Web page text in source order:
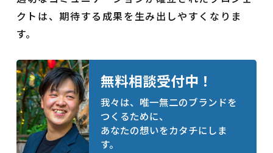
クトは、期待する成果を生み出しやすくなりま
す。
無料相談受付中！
我々は、唯一無二のブランドを
つくるために、
あなたの想いをカタチにしま
す。